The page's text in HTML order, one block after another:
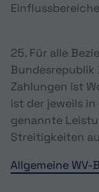
25. Für alle
Zahlungen ist
ist der jeweils
genannte
Streitigkeiten
Allgemeine WV-